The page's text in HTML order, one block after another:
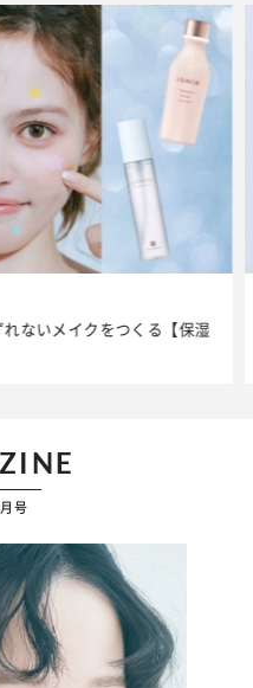
ないメイクをつくる【保湿
号